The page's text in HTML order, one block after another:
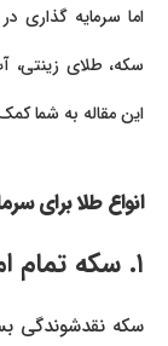
اما سرمایه‌ گذاری
سکه، طلای زینتی،
این مقاله به شما کمک
انواع طلا برای
سکه نقدشوندگی